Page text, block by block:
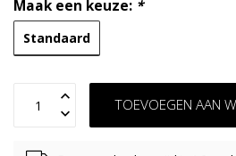
Maak een keuze: *
Standaard
TOEVOEGEN AAN